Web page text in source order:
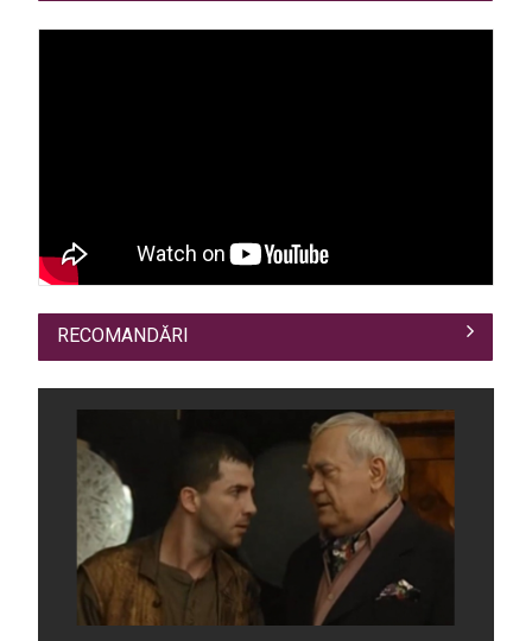
RECOMANDĂRI